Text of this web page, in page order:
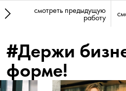
смотреть предыдущую
работу
#Держи
форме!